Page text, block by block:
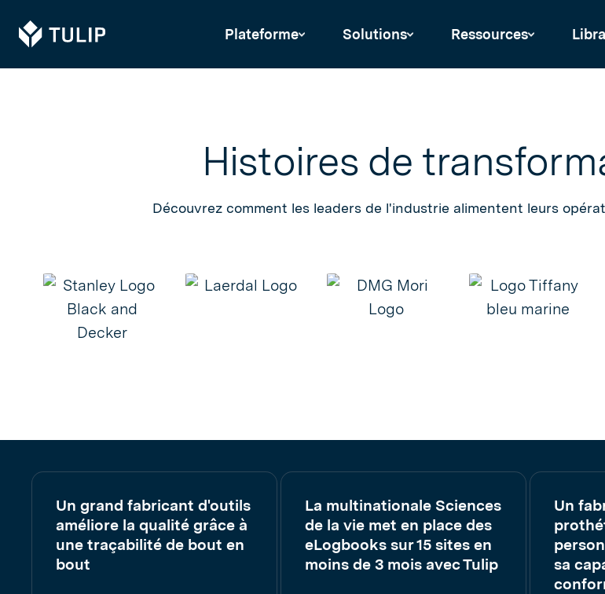
Tulip Plateforme Solutions Ressources
Histoires de
Découvrez comment les leaders de l'industrie alimentent leurs
Un grand fabricant d'outils
améliore la qualité grâce à
une traçabilité de bout en
bout
La multinationale Sciences
de la vie met en place des
eLogbooks sur 15 sites en
moins de 3 mois avec Tulip
Un
sa